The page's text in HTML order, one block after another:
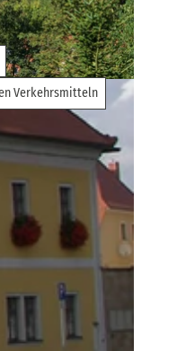
Verkehrsmitteln